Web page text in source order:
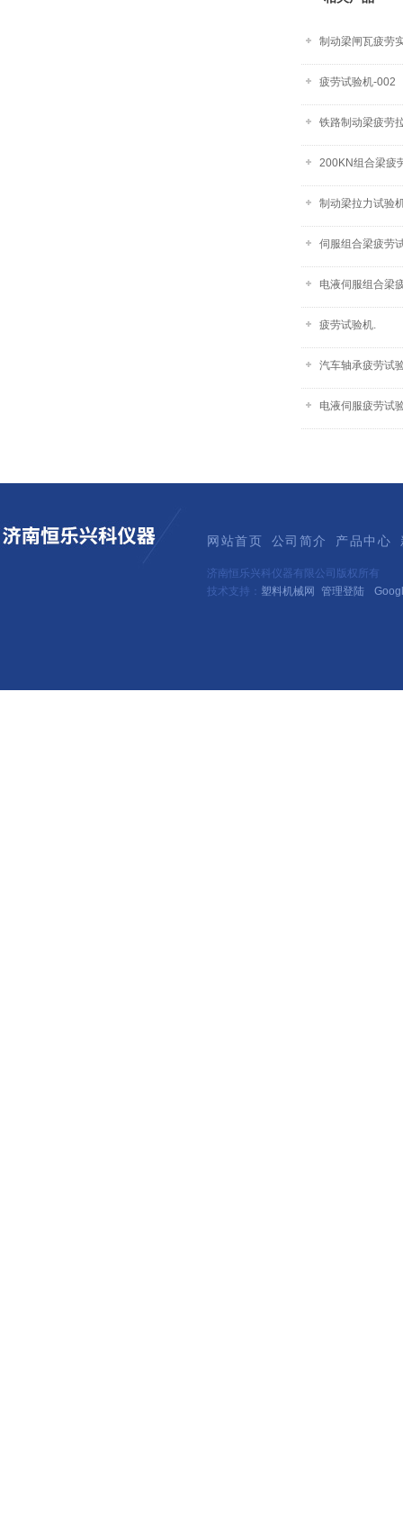
制动梁闸瓦疲劳
疲劳试验机-002
铁路制动梁疲劳
200KN组合梁疲
制动梁拉力试验
伺服组合梁疲劳
电液伺服组合梁
疲劳试验机.
汽车轴承疲劳试
电液伺服疲劳试
网站首页 公司简介 产品中心
济南恒乐兴科仪器有限公司版权所有
技术支持： 塑料机械网 管理登陆